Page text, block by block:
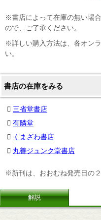
※書店によって在庫の無い場
ので、ご了承ください。
※詳しい購入方法は、各オン
い。
書店の在庫をみる
三省堂書店
有隣堂
くまざわ書店
丸善ジュンク堂書店
※新刊は、おおむね発売日の
解説